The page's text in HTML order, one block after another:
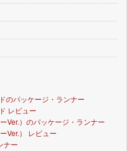
のパッケージ・ランナー
レビュー
Ver.）のパッケージ・ランナー
Ver.） レビュー
ナー